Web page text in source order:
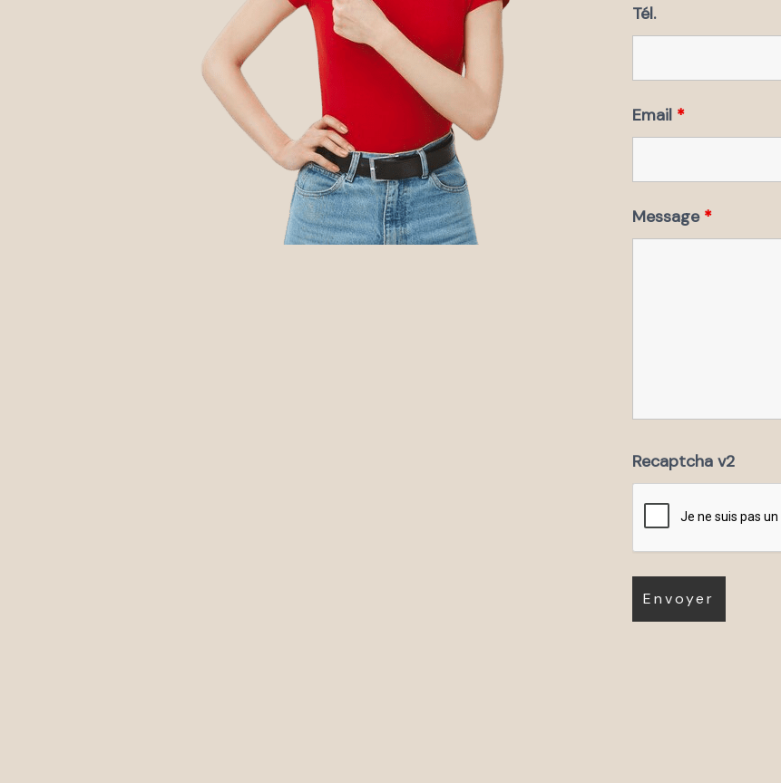
Tél.
Email *
Message *
Recaptcha v2